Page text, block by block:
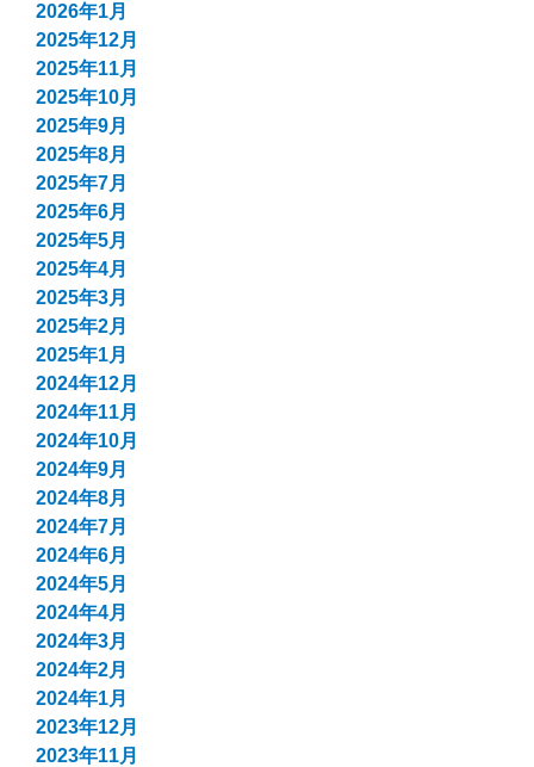
2026年1月
2025年12月
2025年11月
2025年10月
2025年9月
2025年8月
2025年7月
2025年6月
2025年5月
2025年4月
2025年3月
2025年2月
2025年1月
2024年12月
2024年11月
2024年10月
2024年9月
2024年8月
2024年7月
2024年6月
2024年5月
2024年4月
2024年3月
2024年2月
2024年1月
2023年12月
2023年11月